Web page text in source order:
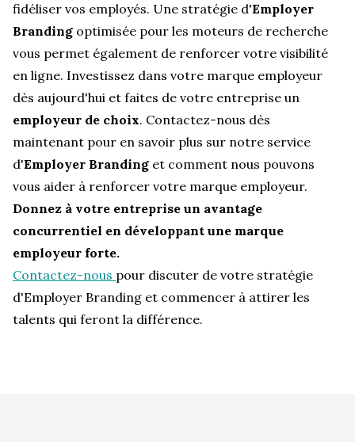
fidéliser vos employés. Une stratégie d'Employer
Branding optimisée pour les moteurs de recherche
vous permet également de renforcer votre visibilité
en ligne. Investissez dans votre marque employeur
dès aujourd'hui et faites de votre entreprise un
employeur de choix. Contactez-nous dès
maintenant pour en savoir plus sur notre service
d'Employer Branding et comment nous pouvons
vous aider à renforcer votre marque employeur.
Donnez à votre entreprise un avantage
concurrentiel en développant une marque
employeur forte.
Contactez-nous pour discuter de votre stratégie
d'Employer Branding et commencer à attirer les
talents qui feront la différence.